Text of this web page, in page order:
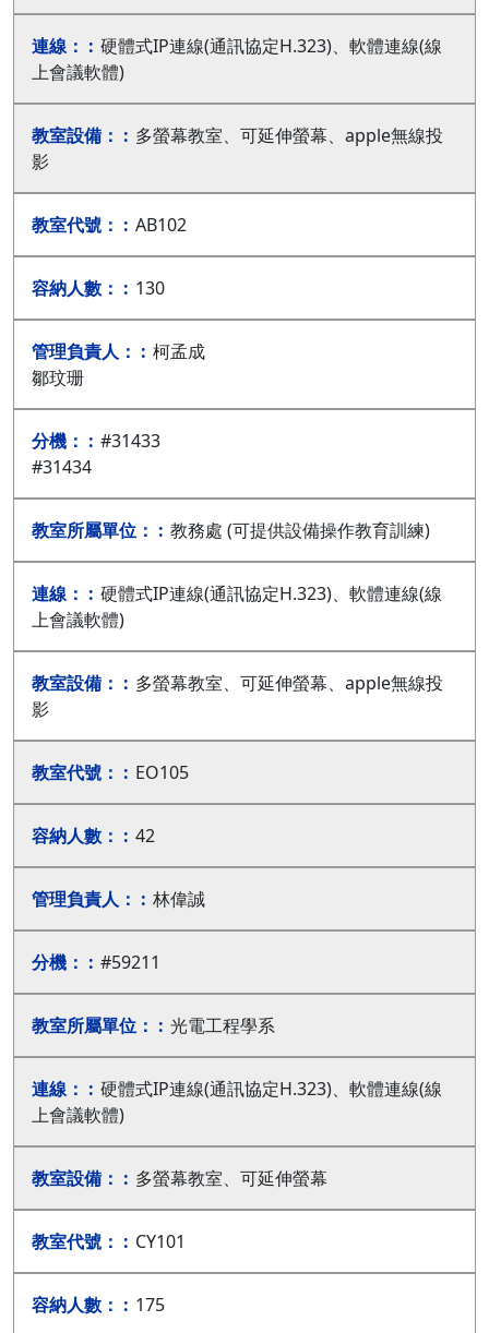
硬體式IP連線(通訊協定H.323)、軟體連線(線
上會議軟體)
多螢幕教室、可延伸螢幕、apple無線投
影
AB102
130
柯孟成
鄒玟珊
#31433
#31434
教務處 (可提供設備操作教育訓練)
硬體式IP連線(通訊協定H.323)、軟體連線(線
上會議軟體)
多螢幕教室、可延伸螢幕、apple無線投
影
EO105
42
林偉誠
#59211
光電工程學系
硬體式IP連線(通訊協定H.323)、軟體連線(線
上會議軟體)
多螢幕教室、可延伸螢幕
CY101
175